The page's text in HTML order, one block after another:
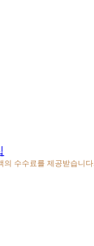
수수료를 제공받습니다.